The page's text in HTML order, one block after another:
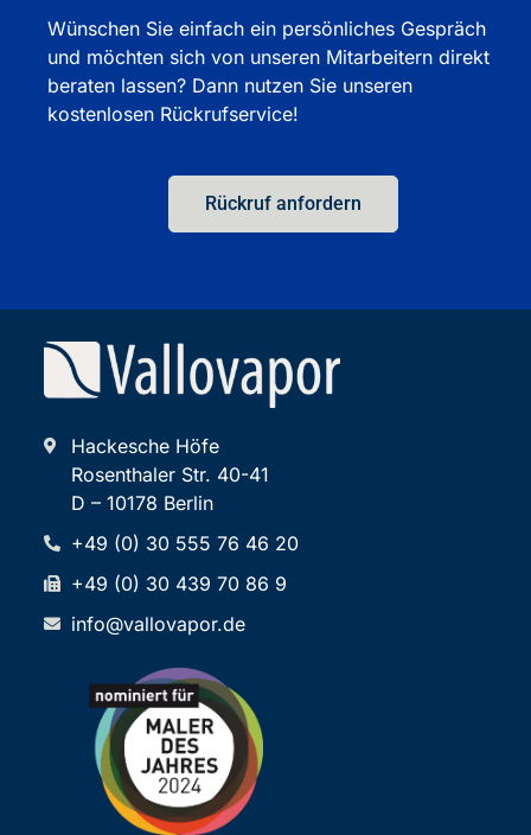
Wünschen Sie einfach ein persönliches Gespräch
und möchten sich von unseren Mitarbeitern direkt
beraten lassen? Dann nutzen Sie unseren
kostenlosen Rückrufservice!
Rückruf anfordern
Hackesche Höfe
Rosenthaler Str. 40-41
D – 10178 Berlin
+49 (0) 30 555 76 46 20
+49 (0) 30 439 70 86 9
info@vallovapor.de